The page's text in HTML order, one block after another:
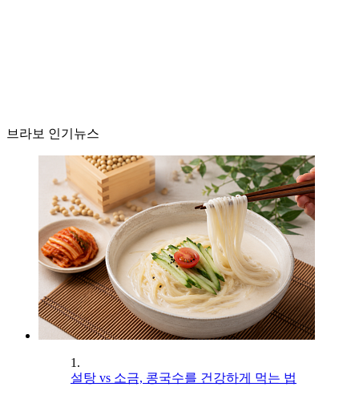
브라보 인기뉴스
1.
설탕 vs 소금, 콩국수를 건강하게 먹는 법